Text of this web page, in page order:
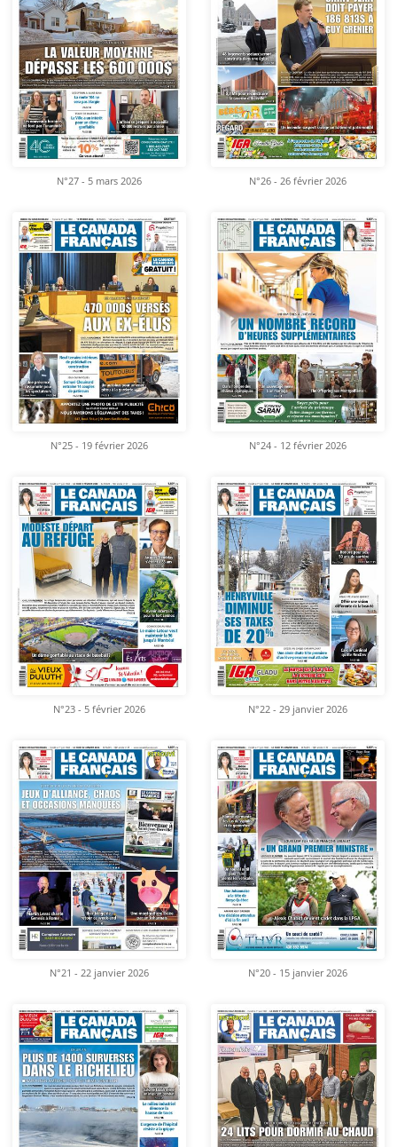
N°27 - 5 mars 2026 N°26 - 26 février 2026
N°25 - 19 février 2026 N°24 - 12 février 2026
N°23 - 5 février 2026 N°22 - 29 janvier 2026
N°21 - 22 janvier 2026 N°20 - 15 janvier 2026